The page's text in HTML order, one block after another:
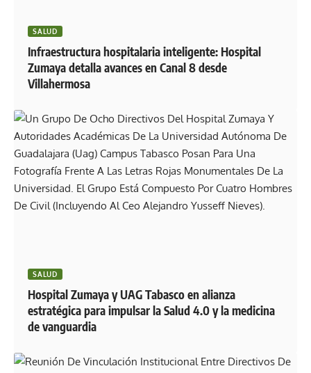
SALUD
Infraestructura hospitalaria inteligente: Hospital
Zumaya detalla avances en Canal 8 desde
Villahermosa
SALUD
Hospital Zumaya y UAG Tabasco en alianza
estratégica para impulsar la Salud 4.0 y la medicina
de vanguardia